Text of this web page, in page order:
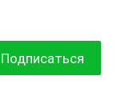
Подписаться